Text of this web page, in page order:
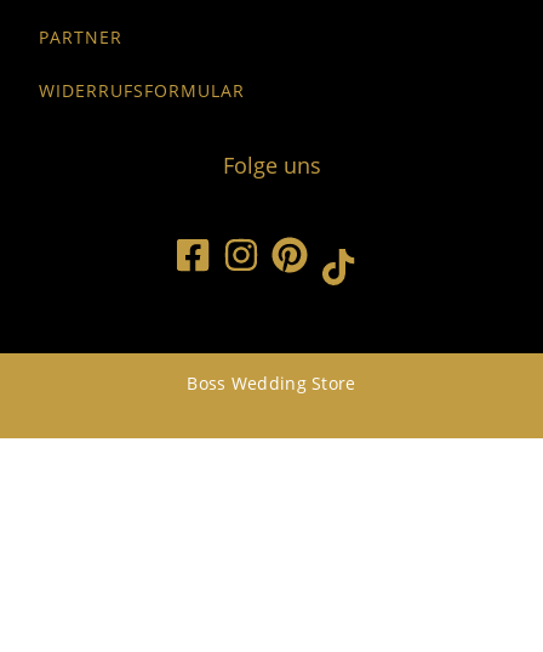
PARTNER
WIDERRUFSFORMULAR
Folge uns
Boss Wedding Store